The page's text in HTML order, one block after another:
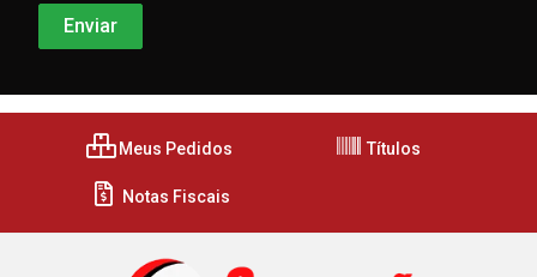
Meus Pedidos Títulos
Notas Fiscais